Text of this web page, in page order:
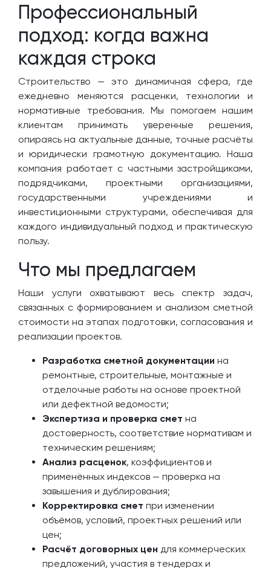
Профессиональный
подход: когда важна
каждая строка
Строительство — это динамичная сфера, где
ежедневно меняются расценки, технологии и
нормативные требования. Мы помогаем нашим
клиентам принимать уверенные решения,
опираясь на актуальные данные, точные расчёты
и юридически грамотную документацию. Наша
компания работает с частными застройщиками,
подрядчиками, проектными организациями,
государственными учреждениями и
инвестиционными структурами, обеспечивая для
каждого индивидуальный подход и практическую
пользу.
Что мы предлагаем
Наши услуги охватывают весь спектр задач,
связанных с формированием и анализом сметной
стоимости на этапах подготовки, согласования и
реализации проектов.
Разработка сметной документации на
ремонтные, строительные, монтажные и
отделочные работы на основе проектной
или дефектной ведомости;
Экспертиза и проверка смет на
достоверность, соответствие нормативам и
техническим решениям;
Анализ расценок, коэффициентов и
применённых индексов — проверка на
завышения и дублирования;
Корректировка смет при изменении
объёмов, условий, проектных решений или
цен;
Расчёт договорных цен для коммерческих
предложений, участия в тендерах и